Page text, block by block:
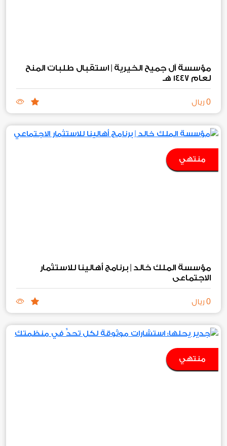
مؤسسة آل جميح الخيرية | استقبال طلبات المنح
لعام ١٤٤٧ هـ
0 ريال
منتهي
مؤسسة الملك خالد | برنامج أهالينا للاستثمار
الاجتماعي
0 ريال
منتهي